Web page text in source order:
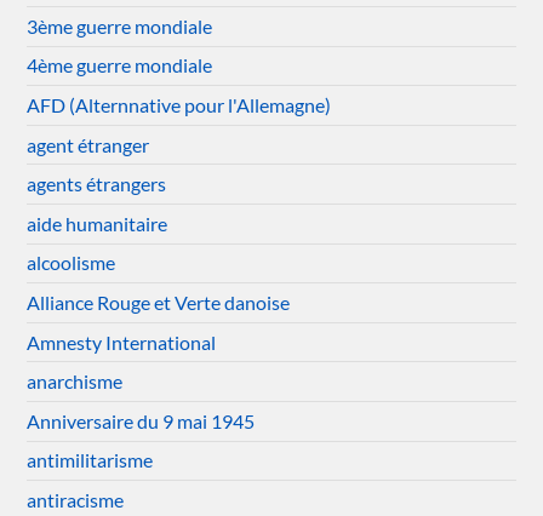
3ème guerre mondiale
4ème guerre mondiale
AFD (Alternnative pour l'Allemagne)
agent étranger
agents étrangers
aide humanitaire
alcoolisme
Alliance Rouge et Verte danoise
Amnesty International
anarchisme
Anniversaire du 9 mai 1945
antimilitarisme
antiracisme